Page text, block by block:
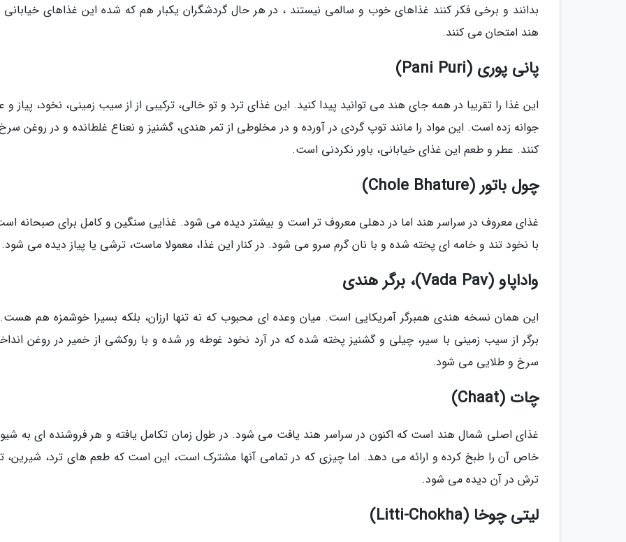
بدانند و برخی فکر کنند غذاهای خوب و سالمی نیستند ، در هر حال گردشگران یکبار هم که شده این غذاهای خیابانی
هند امتحان می کنند.
پانی پوری (Pani Puri)
این غذا را تقریبا در همه جای هند می توانید پیدا کنید. این غذای ترد و تو خالی، ترکیبی از از سیب زمینی، نخود، پیاز
جوانه زده است. این مواد را مانند توپ گردی در آورده و در مخلوطی از تمر هندی، گشنیز و نعناع غلطانده و در روغن
کنند. عطر و طعم این غذای خیابانی، باور نکردنی است.
چول باتور (Chole Bhature)
غذای معروف در سراسر هند اما در دهلی معروف تر است و بیشتر دیده می شود. غذایی سنگین و کامل برای صبحانه
با نخود تند و خامه ای پخته شده و با نان گرم سرو می شود. در کنار این غذا، معمولا ماست، ترشی یا پیاز دیده می شود.
واداپاو (Vada Pav)، برگر هندی
این همان نسخه هندی همبرگر آمریکایی است. میان وعده ای محبوب که نه تنها ارزان، بلکه بسیرا خوشمزه هم
برگر از سیب زمینی با سیر، چیلی و گشنیز پخته شده که در آرد نخود غوطه ور شده و با روکشی از خمیر در روغن
سرخ و طلایی می شود.
چات (Chaat)
غذای اصلی شمال هند است که اکنون در سراسر هند یافت می شود. در طول زمان تکامل یافته و هر فروشنده ای به
خاص آن را طبخ کرده و ارائه می دهد. اما چیزی که در تمامی آنها مشترک است، این است که طعم های ترد، شیرین،
ترش در آن دیده می شود.
لیتی چوخا (Litti-Chokha)